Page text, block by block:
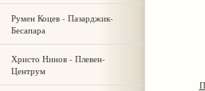
Румен Коцев - Пазарджик-
Бесапара
Христо Нинов - Плевен-
Центрум